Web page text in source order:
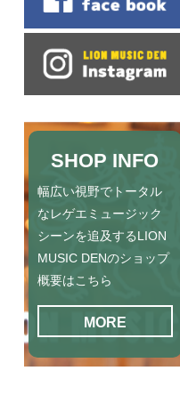
SHOP INFO
幅広い視野でトータル
なレゲエミュージック
シーンを追及するLION
MUSIC DENのショップ
概要はこちら
MORE